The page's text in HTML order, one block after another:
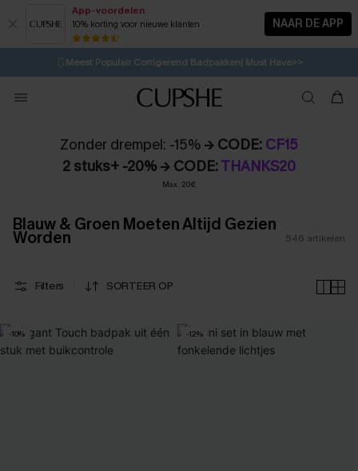
App-voordelen
10% korting voor nieuwe klanten NAAR DE APP
⚡️LAATSTE KANS | Tot 50% korting>>
🩱Meest Populair Corrigerend Badpakken| Must Have>>
💌Abonneer je & ontvang tot 15% korting>>
Koop 3, krijg 15% korting | CODE: SW15
Zonder drempel: -15% → CODE: CF15
2 stuks+ -20% → CODE:THANKS20
Max. 20€
Blauw & Groen Moeten Altijd Gezien
Worden 546 artikelen
Filters SORTEER OP
-10% -12%